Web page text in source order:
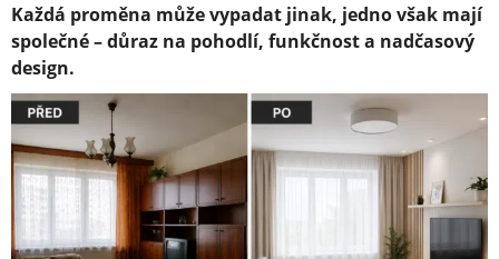
Každá proměna může vypadat jinak, jedno však mají
společné – důraz na pohodlí, funkčnost a nadčasový
design.